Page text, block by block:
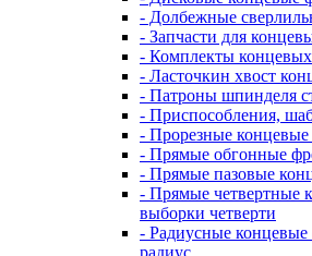
- Долбежные
- Запчасти для
- Комплекты
- Ласточкин хвост
- Патроны шпинделя
- Приспособления,
- Прорезные концевые
- Прямые обгонные
- Прямые пазовые
- Прямые четвертные
выборки четверти
- Радиусные
радиус